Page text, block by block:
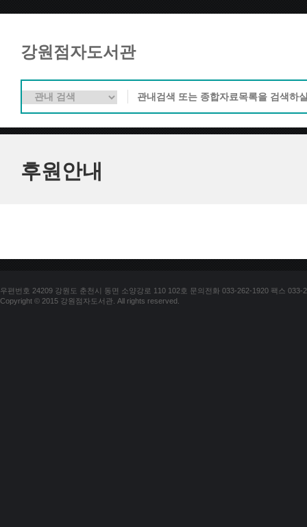
강원점자도서관
후원안내
우편번호 24209 강원도 춘천시 동면 소양강로 110 102호 문의전화 033-262-1920 팩스 033-
Copyright © 2015 강원점자도서관. All rights reserved.